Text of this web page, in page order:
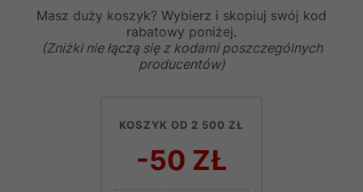
Masz duży koszyk? Wybierz i skopiuj swój kod
rabatowy poniżej.
(Zniżki nie łączą się z kodami poszczególnych
producentów)
KOSZYK OD 2 500 ZŁ
-50 ZŁ